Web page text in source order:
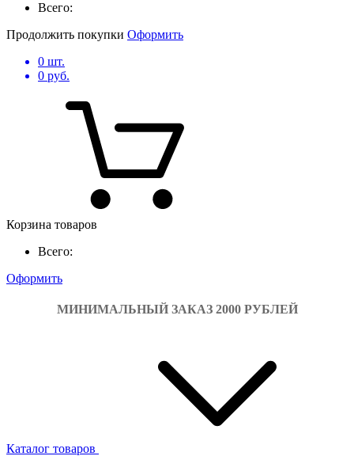
Всего:
Продолжить покупки Оформить
0 шт.
0 руб.
Корзина товаров
Всего:
Оформить
МИНИМАЛЬНЫЙ ЗАКАЗ 2000 РУБЛЕЙ
Каталог товаров